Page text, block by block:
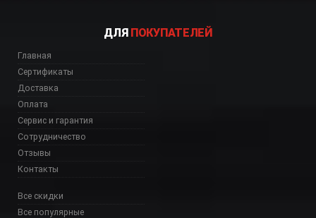
ДЛЯ ПОКУПАТЕЛЕЙ
Главная
Сертификаты
Доставка
Оплата
Сервис и гарантия
Сотрудничество
Отзывы
Контакты
Все скидки
Все популярные